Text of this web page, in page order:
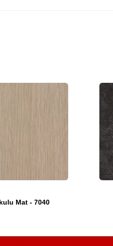
Mat - 7040